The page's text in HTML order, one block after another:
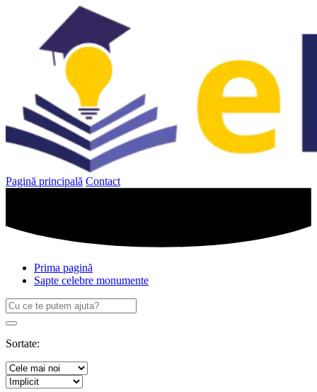
Pagină principală Contact
Prima pagină
Sapte celebre monumente
Caută
după:
Search
Sortate: